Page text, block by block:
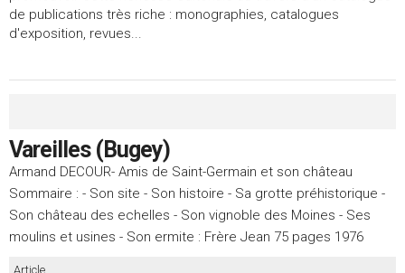
de publications très riche : monographies, catalogues
d'exposition, revues...
Vareilles (Bugey)
Armand DECOUR- Amis de Saint-Germain et son château
Sommaire : - Son site - Son histoire - Sa grotte préhistorique -
Son château des echelles - Son vignoble des Moines - Ses
moulins et usines - Son ermite : Frère Jean 75 pages 1976
Article